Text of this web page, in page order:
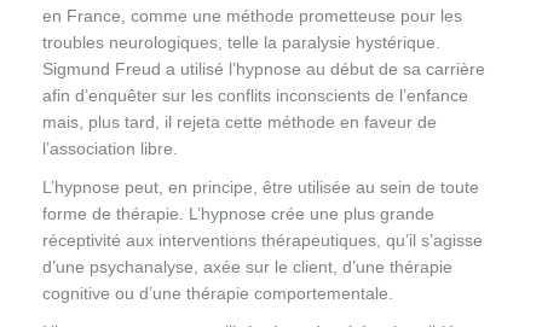
en France, comme une méthode prometteuse pour les
troubles neurologiques, telle la paralysie hystérique.
Sigmund Freud a utilisé l’hypnose au début de sa carrière
afin d’enquêter sur les conflits inconscients de l’enfance
mais, plus tard, il rejeta cette méthode en faveur de
l’association libre.
L’hypnose peut, en principe, être utilisée au sein de toute
forme de thérapie. L’hypnose crée une plus grande
réceptivité aux interventions thérapeutiques, qu’il s’agisse
d’une psychanalyse, axée sur le client, d’une thérapie
cognitive ou d’une thérapie comportementale.